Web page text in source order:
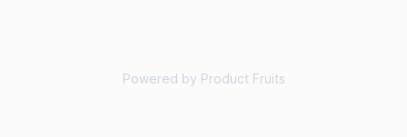
Powered by Product Fruits